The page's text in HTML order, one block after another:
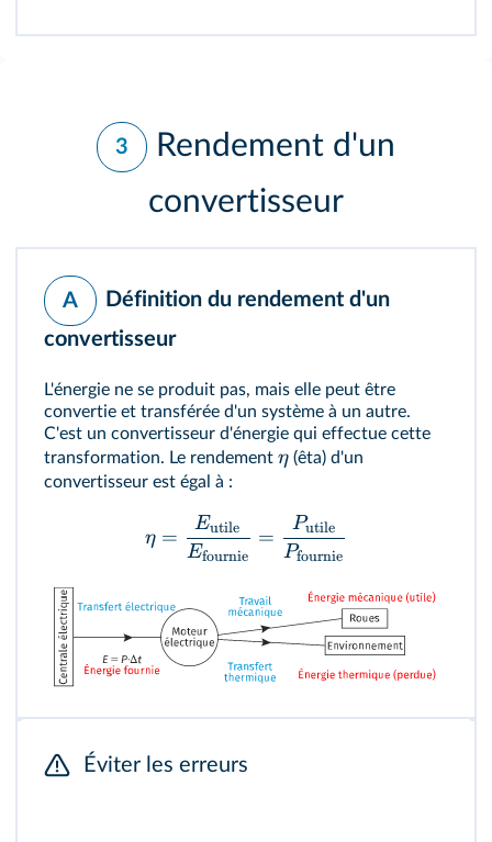
3
Rendement d'un
convertisseur
A
Définition du rendement d'un
convertisseur
L'énergie ne se produit pas, mais elle peut être
convertie et transférée d'un système à un autre.
C'est un convertisseur d'énergie qui effectue cette
transformation. Le rendement η(êta) d'un
convertisseur est égal à :
η =
Efournie
Eutile =
Pfournie
Putile
Éviter les erreurs